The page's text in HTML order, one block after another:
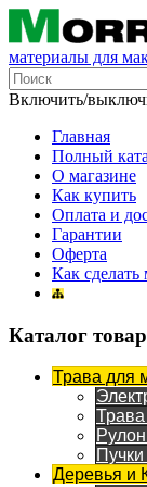
материалы для
Включить/
Главная
Полный
О магазине
Как купить
Оплата и
Гарантии
Оферта
Как сделать
Каталог
Трава для
Деревья и